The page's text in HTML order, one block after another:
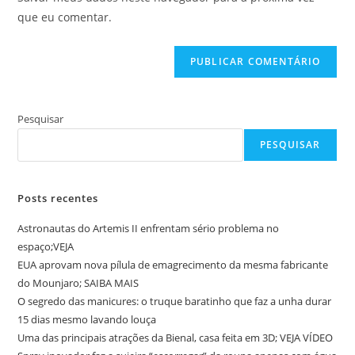
comentar
site
que eu comentar.
Pesquisar
PESQUISAR
Posts recentes
Astronautas do Artemis II enfrentam sério problema no
espaço;VEJA
EUA aprovam nova pílula de emagrecimento da mesma fabricante
do Mounjaro; SAIBA MAIS
O segredo das manicures: o truque baratinho que faz a unha durar
15 dias mesmo lavando louça
Uma das principais atrações da Bienal, casa feita em 3D; VEJA VÍDEO